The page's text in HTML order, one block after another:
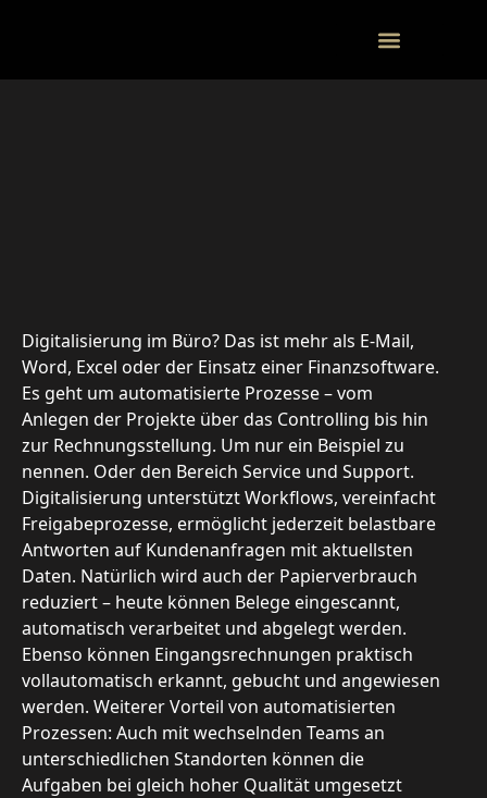
Digitalisierung im Büro? Das ist mehr als E-Mail,
Word, Excel oder der Einsatz einer Finanzsoftware.
Es geht um automatisierte Prozesse – vom
Anlegen der Projekte über das Controlling bis hin
zur Rechnungsstellung. Um nur ein Beispiel zu
nennen. Oder den Bereich Service und Support.
Digitalisierung unterstützt Workflows, vereinfacht
Freigabeprozesse, ermöglicht jederzeit belastbare
Antworten auf Kundenanfragen mit aktuellsten
Daten. Natürlich wird auch der Papierverbrauch
reduziert – heute können Belege eingescannt,
automatisch verarbeitet und abgelegt werden.
Ebenso können Eingangsrechnungen praktisch
vollautomatisch erkannt, gebucht und angewiesen
werden. Weiterer Vorteil von automatisierten
Prozessen: Auch mit wechselnden Teams an
unterschiedlichen Standorten können die
Aufgaben bei gleich hoher Qualität umgesetzt